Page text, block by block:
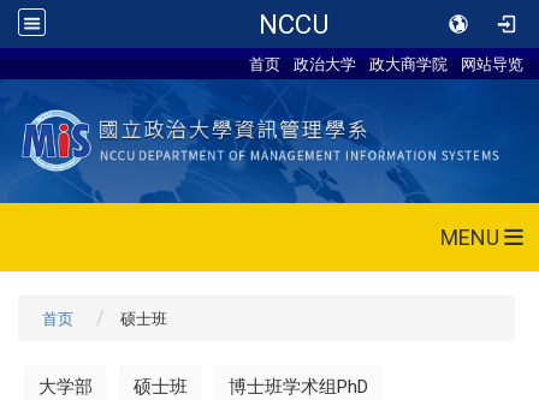
NCCU
首页 政治大学 政大商学院 网站导览
MENU
首页 硕士班
大学部 硕士班 博士班学术组PhD